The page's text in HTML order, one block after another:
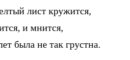
лист кружится,
и мнится,
была не так грустна.